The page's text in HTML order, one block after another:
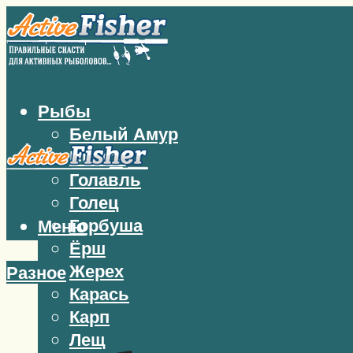
Рыбы
Белый Амур
Бычок
Голавль
Голец
Горбуша
Ёрш
Жерех
Карась
Карп
Лещ
Меню
Разное